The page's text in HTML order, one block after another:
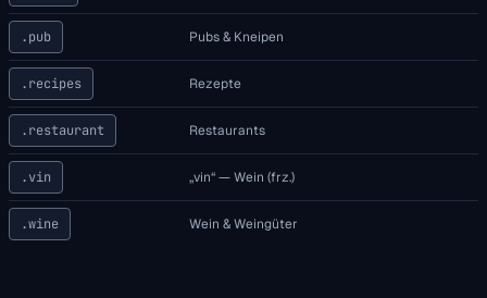
.pub Pubs & Kneipen
.recipes Rezepte
.restaurant Restaurants
.vin „vin“ — Wein (frz.)
.wine Wein & Weingüter